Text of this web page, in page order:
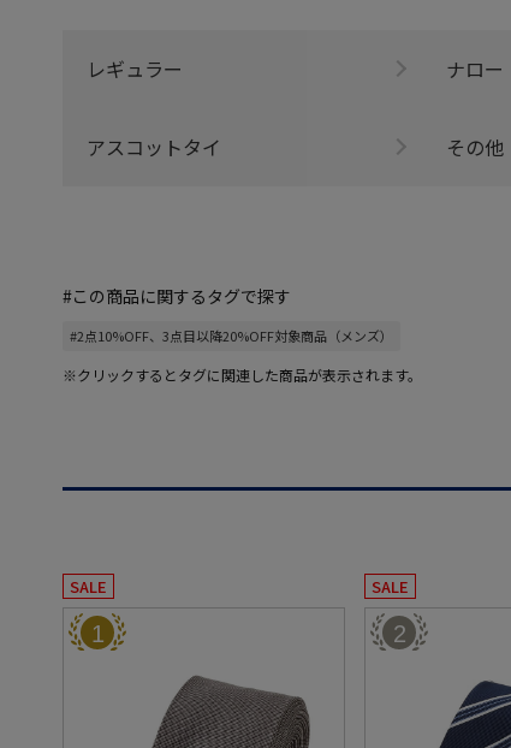
レギュラー ナロー
アスコットタイ その他
#この商品に関するタグで探す
#2点10%OFF、3点目以降20%OFF対象商品（メンズ）
※クリックするとタグに関連した商品が表示されます。
SALE
1
SALE
2